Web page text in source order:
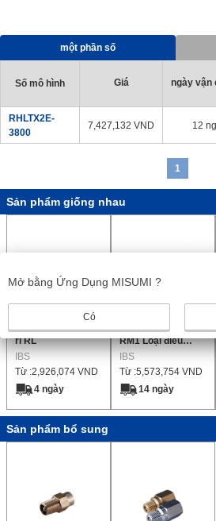
· Lô hàng được điều chỉnh theo áp suất
· Có thể được sử dụng với chất lỏng ăn
chọn vật liệu bịt kín
một phần số
Số mô hình Giá ngày vận
RHLTX2E-
3800
7,427,132 VND 12
1
Sản phẩm giống nhau
ri RL
IBS
Từ :2,926,074 VND
4 ngày
RM1 Loại điều
chỉnh áp suất Rách
bên ngoài
IBS
Từ :5,573,754 VND
14 ngày
Sản phẩm bổ sung
Mở bằng Ứng Dụng MISUMI ?
Có